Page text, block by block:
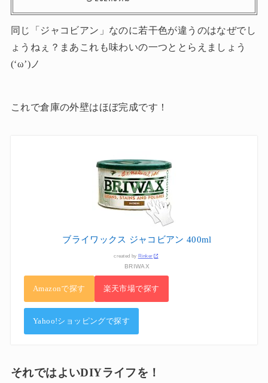
同じ「ジャコビアン」なのに若干色が違うのはなぜでし
ょうねぇ？まあこれも味わいの一つととらえましょう
(‘ω’)ノ
これで倉庫の外壁はほぼ完成です！
ブライワックス ジャコビアン 400ml
created by Rinker
BRIWAX
Amazonで探す 楽天市場で探す
Yahoo!ショッピングで探す
それではよいDIYライフを！